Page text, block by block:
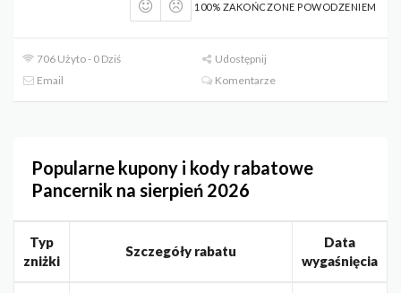
100% ZAKOŃCZONE POWODZENIEM
706 Użyto - 0 Dziś
Udostępnij
Email
Komentarze
Popularne kupony i kody rabatowe
Pancernik na sierpień 2026
Typ
zniżki
Szczegóły rabatu
Data
wygaśnięcia